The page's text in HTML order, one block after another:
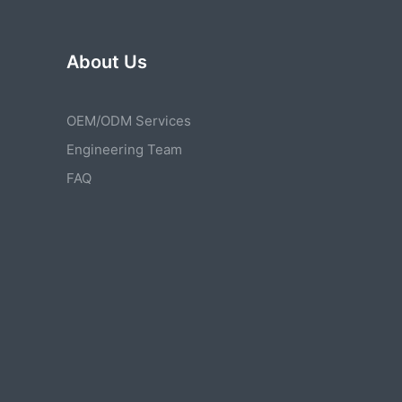
About Us
OEM/ODM Services
Engineering Team
FAQ